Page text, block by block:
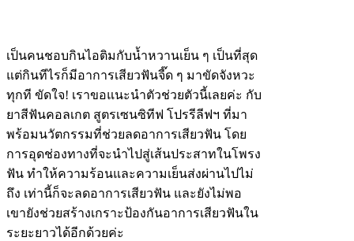
เป็นคนชอบกินไอติมกับน้ำหวานเย็น ๆ เป็นที่สุด
แต่กินทีไรก็มีอาการเสียวฟันจี๊ด ๆ มาขัดจังหวะ
ทุกที ขัดใจ! เราขอแนะนำตัวช่วยตัวนี้เลยค่ะ กับ
ยาสีฟันคอลเกต สูตรเซนซิทีฟ โปรรีลีฟฯ ที่มา
พร้อมนวัตกรรมที่ช่วยลดอาการเสียวฟัน โดย
การอุดช่องทางที่จะนำไปสู่เส้นประสาทในโพรง
ฟัน ทำให้ความร้อนและความเย็นส่งผ่านไปไม่
ถึง เท่านี้ก็จะลดอาการเสียวฟัน และยังไม่พอ
เขายังช่วยสร้างเกราะป้องกันอาการเสียวฟันใน
ระยะยาวได้อีกด้วยค่ะ